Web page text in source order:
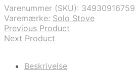
Varenummer (SKU):
Varemærke: Solo Stove
Previous Product
Next Product
Beskrivelse